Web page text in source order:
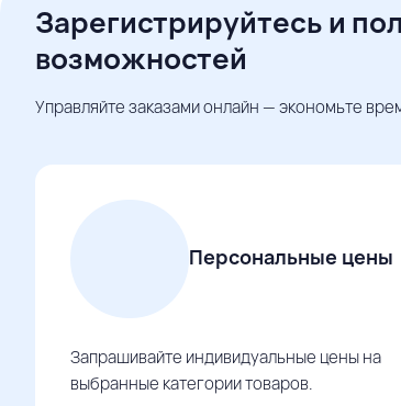
Зарегистрируйтесь и
возможностей
Управляйте заказами онлайн — экономьте
Персональные цены
Запрашивайте индивидуальные цены на
выбранные категории товаров.